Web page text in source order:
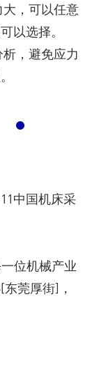
大，可以任意
以选择。
，避免应力
中国机床采
位机械产业
莞厚街]，